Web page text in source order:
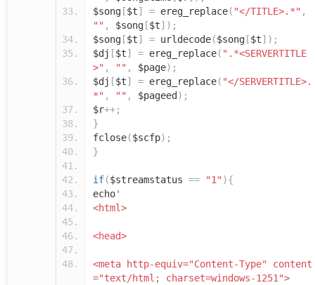
$song [$t] = ereg_replace( "</TITLE>.*" ,
"" , $song [$t]);
$song [$t] = urldecode($song [$t]);
$dj [$t] = ereg_replace( ".*<SERVERTITLE
>" , "" , $page);
$dj [$t] = ereg_replace( "</SERVERTITLE>.
*" , "" , $pageed );
$r++;
}
fclose($scfp);
}
if($streamstatus == "1" ){
echo'
<html>
<head>
<meta http-equiv="Content-Type" content
="text/html; charset=windows-1251">